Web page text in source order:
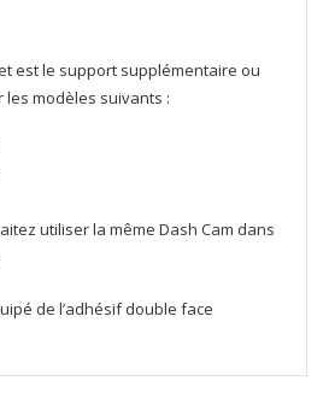
est le support supplémentaire ou
modèles suivants :
utiliser la même Dash Cam dans
de l’adhésif double face